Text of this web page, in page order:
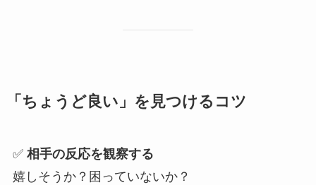
「ちょうど良い」を見つけるコツ
✅ 相手の反応を観察する
嬉しそうか？困っていないか？